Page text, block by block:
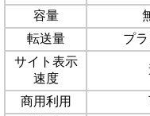
容量
転送量
プ
サイト表示
速度
商用利用